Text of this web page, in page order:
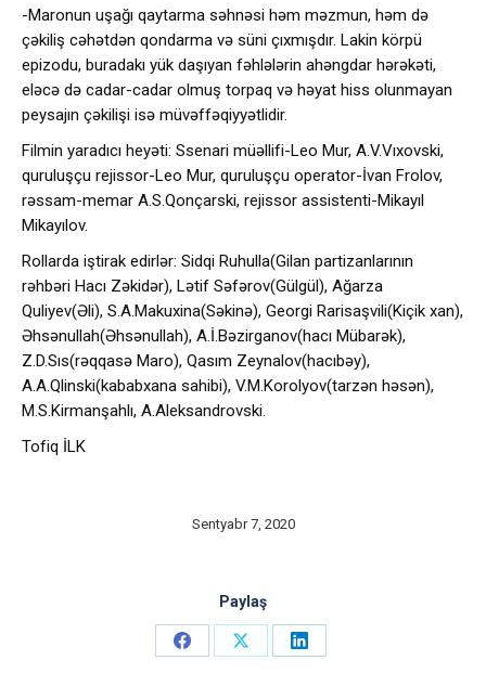
-Maronun uşağı qaytarma səhnəsi həm məzmun, həm də
çəkiliş cəhətdən qondarma və süni çıxmışdır. Lakin körpü
epizodu, buradakı yük daşıyan fəhlələrin ahəngdar hərəkəti,
eləcə də cadar-cadar olmuş torpaq və həyat hiss olunmayan
peysajın çəkilişi isə müvəffəqiyyətlidir.
Filmin yaradıcı heyəti: Ssenari müəllifi-Leo Mur, A.V.Vıxovski,
quruluşçu rejissor-Leo Mur, quruluşçu operator-İvan Frolov,
rəssam-memar A.S.Qonçarski, rejissor assistenti-Mikayıl
Mikayılov.
Rollarda iştirak edirlər: Sidqi Ruhulla(Gilan partizanlarının
rəhbəri Hacı Zəkidər), Lətif Səfərov(Gülgül), Ağarza
Quliyev(Əli), S.A.Makuxina(Səkinə), Georgi Rarisaşvili(Kiçik xan),
Əhsənullah(Əhsənullah), A.İ.Bəzirganov(hacı Mübarək),
Z.D.Sıs(rəqqasə Maro), Qasım Zeynalov(hacıbəy),
A.A.Qlinski(kababxana sahibi), V.M.Korolyov(tarzən həsən),
M.S.Kirmanşahlı, A.Aleksandrovski.
Tofiq İLK
Sentyabr 7, 2020
Paylaş
Share
Share
Share